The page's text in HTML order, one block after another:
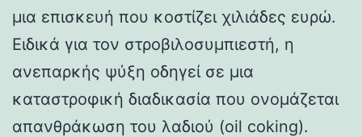
μια επισκευή που κοστίζει χιλιάδες ευρώ.
Ειδικά για τον στροβιλοσυμπιεστή, η
ανεπαρκής ψύξη οδηγεί σε μια
καταστροφική διαδικασία που ονομάζεται
απανθράκωση του λαδιού (oil coking).